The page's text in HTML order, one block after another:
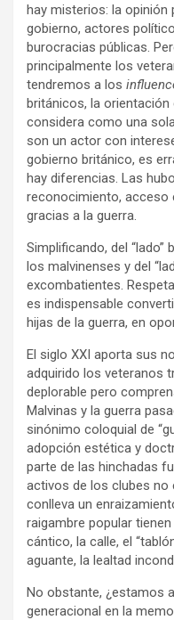
hay misterios: la opinión
gobierno, actores
burocracias públicas.
principalmente los
tendremos a los
británicos, la
considera como una
son un actor con
gobierno británico, es
hay diferencias. Las
reconocimiento, acceso
gracias a la guerra.
Simplificando, del
los malvinenses y del
excombatientes.
es indispensable
hijas de la guerra, en
El siglo XXI aporta sus
adquirido los veteranos
deplorable pero
Malvinas y la guerra
sinónimo coloquial de
adopción estética y
parte de las hinchadas
activos de los clubes no
conlleva un
raigambre popular
cántico, la calle, el
aguante, la lealtad
No obstante, ¿estamos
generacional en la